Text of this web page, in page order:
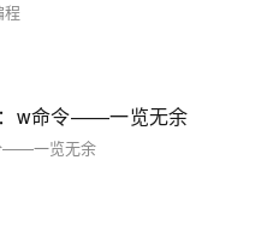
程
w命令——一览无余
——一览无余